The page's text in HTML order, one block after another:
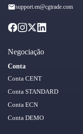
support.en@cgtrade.com
Negociação
Conta
Conta CENT
Conta STANDARD
Conta ECN
Conta DEMO